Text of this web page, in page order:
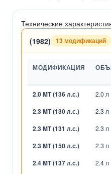
Технические
(1982)
13 модификаций
МОДИФИКАЦИЯ
2.0 MT (136 л.с.) 2.0 л
2.3 MT (130 л.с.) 2.3 л
2.3 MT (131 л.с.) 2.3 л
2.3 MT (150 л.с.) 2.3 л
2.4 MT (137 л.с.) 2.4 л